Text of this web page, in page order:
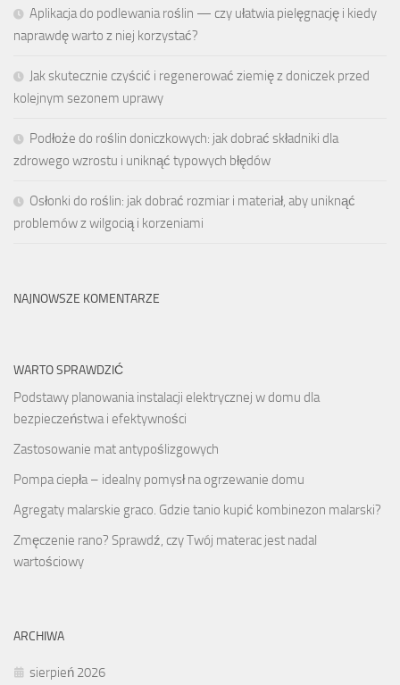
Aplikacja do podlewania roślin — czy ułatwia pielęgnację i kiedy
naprawdę warto z niej korzystać?
Jak skutecznie czyścić i regenerować ziemię z doniczek przed
kolejnym sezonem uprawy
Podłoże do roślin doniczkowych: jak dobrać składniki dla
zdrowego wzrostu i uniknąć typowych błędów
Osłonki do roślin: jak dobrać rozmiar i materiał, aby uniknąć
problemów z wilgocią i korzeniami
NAJNOWSZE KOMENTARZE
WARTO SPRAWDZIĆ
Podstawy planowania instalacji elektrycznej w domu dla
bezpieczeństwa i efektywności
Zastosowanie mat antypoślizgowych
Pompa ciepła – idealny pomysł na ogrzewanie domu
Agregaty malarskie graco. Gdzie tanio kupić kombinezon malarski?
Zmęczenie rano? Sprawdź, czy Twój materac jest nadal
wartościowy
ARCHIWA
sierpień 2026